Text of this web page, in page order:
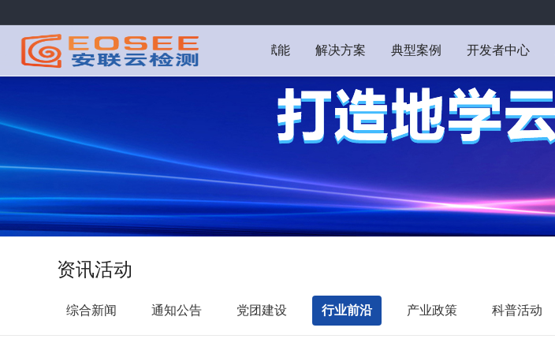
数智赋能 解决方案 典型案例 开发者中心
资讯活动
综合新闻 通知公告 党团建设 行业前沿 产业政策 科普活动